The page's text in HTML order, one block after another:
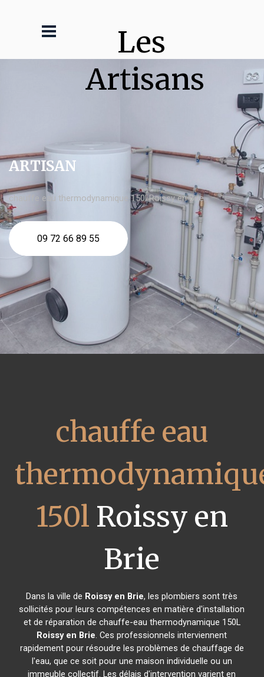
Les
Artisans
ARTISAN
chauffe eau thermodynamique 150l Roissy en Brie
09 72 66 89 55
chauffe eau
150l Roissy en
Brie
Dans la ville de Roissy en Brie, les plombiers sont très
sollicités pour leurs compétences en matière d'installation
et de réparation de chauffe-eau thermodynamique 150L
Roissy en Brie. Ces professionnels interviennent
rapidement pour résoudre les problèmes de chauffage de
l'eau, que ce soit pour une maison individuelle ou un
immeuble collectif. Les délais d'intervention varient en